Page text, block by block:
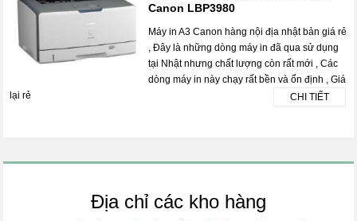
Canon LBP3980
Máy in A3 Canon hàng nội địa nhật bản giá rẻ
, Đây là những dòng máy in đã qua sử dụng
tại Nhật nhưng chất lượng còn rất mới , Các
dòng máy in này chạy rất bền và ổn định , Giá
lại rẻ
CHI TIẾT
Địa chỉ các kho hàng